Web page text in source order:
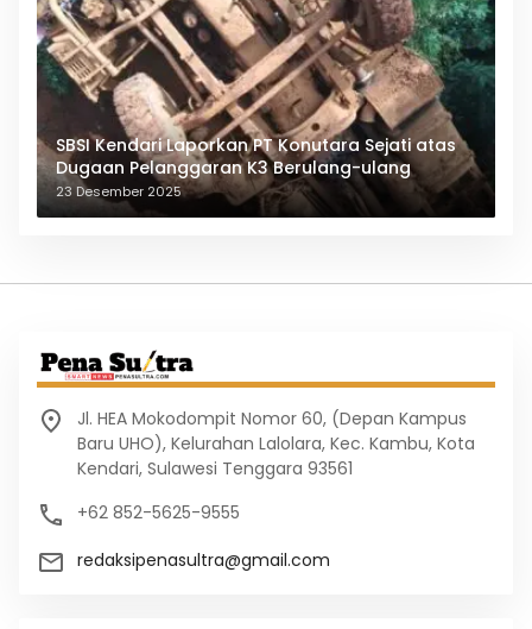
SBSI Kendari Laporkan PT Konutara Sejati atas
Dugaan Pelanggaran K3 Berulang-ulang
23 Desember 2025
Jl. HEA Mokodompit Nomor 60, (Depan Kampus
Baru UHO), Kelurahan Lalolara, Kec. Kambu, Kota
Kendari, Sulawesi Tenggara 93561
+62 852-5625-9555
redaksipenasultra@gmail.com